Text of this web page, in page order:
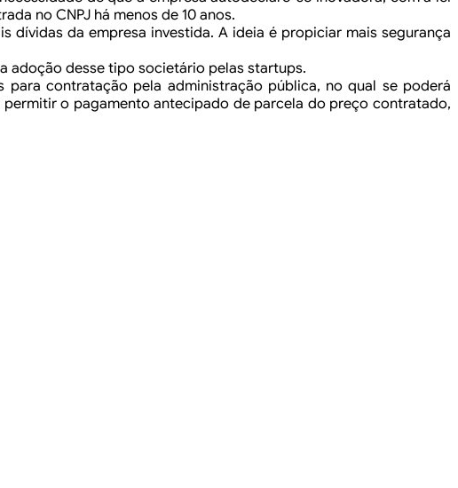
no CNPJ há menos de 10 anos.
dívidas da empresa investida. A ideia é propiciarmais segurança
adoção desse tipo societário pelas startups.
para contratação pela administração pública, no qual sepoderá
o pagamento antecipado de parcela do preço contratado,